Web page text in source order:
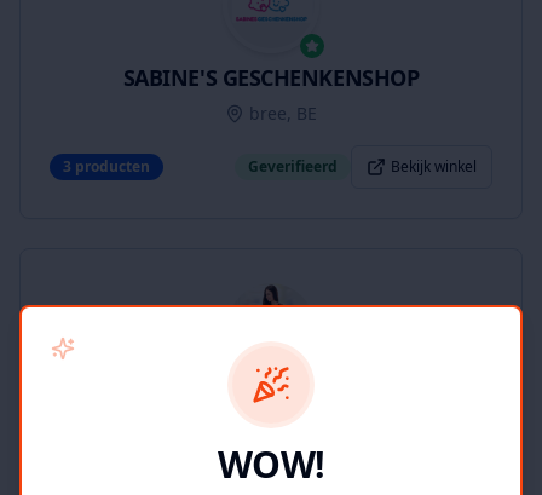
SABINE'S GESCHENKENSHOP
bree, BE
3 producten Geverifieerd Bekijk winkel
SUPERKOOPJES.BE
Geverifieerd
WOW!